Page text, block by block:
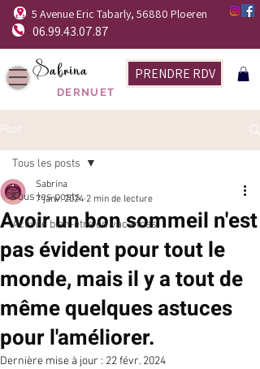
Sabrina
DERNUET
5 Avenue Eric Tabarly, 56880 Ploeren
06.99.43.07.87
PRENDRE RDV
Post
Tous les posts
Activité bien-être en vacances
Tous les posts
Avoir un bon sommeil n'est
pas évident pour tout le
monde, mais il y a tout de
même quelques astuces
pour l'améliorer.
Sabrina
7 janv. 2024 2 min de lecture
Dernière mise à jour : 22 févr. 2024